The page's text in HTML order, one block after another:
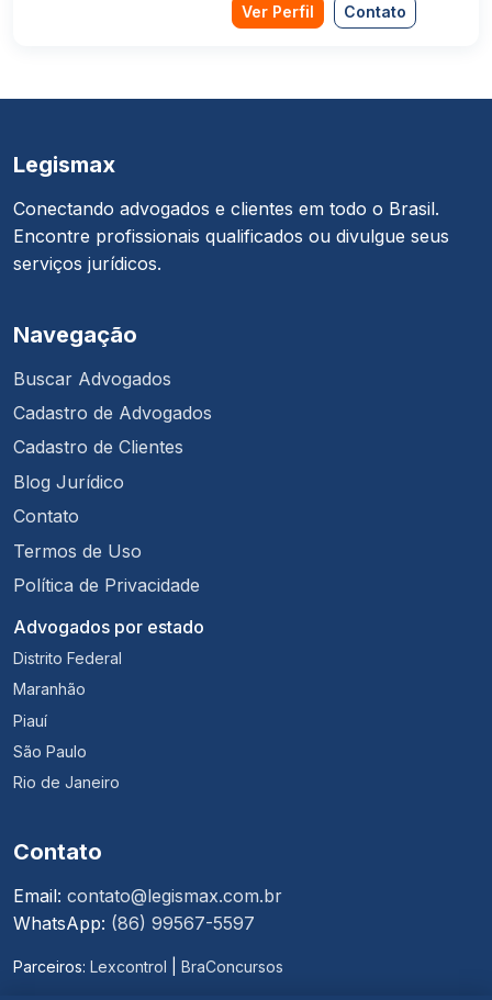
Ver Perfil Contato
Legismax
Conectando advogados e clientes em todo o Brasil.
Encontre profissionais qualificados ou divulgue seus
serviços jurídicos.
Navegação
Buscar Advogados
Cadastro de Advogados
Cadastro de Clientes
Blog Jurídico
Contato
Termos de Uso
Política de Privacidade
Advogados por estado
Distrito Federal
Maranhão
Piauí
São Paulo
Rio de Janeiro
Contato
Email: contato@legismax.com.br
WhatsApp: (86) 99567-5597
Parceiros: Lexcontrol BraConcursos